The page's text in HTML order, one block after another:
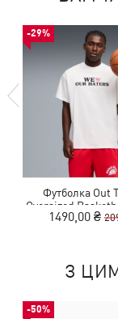
-29%
Футболка Out
Oversized
1490,00 ₴
З
-50%